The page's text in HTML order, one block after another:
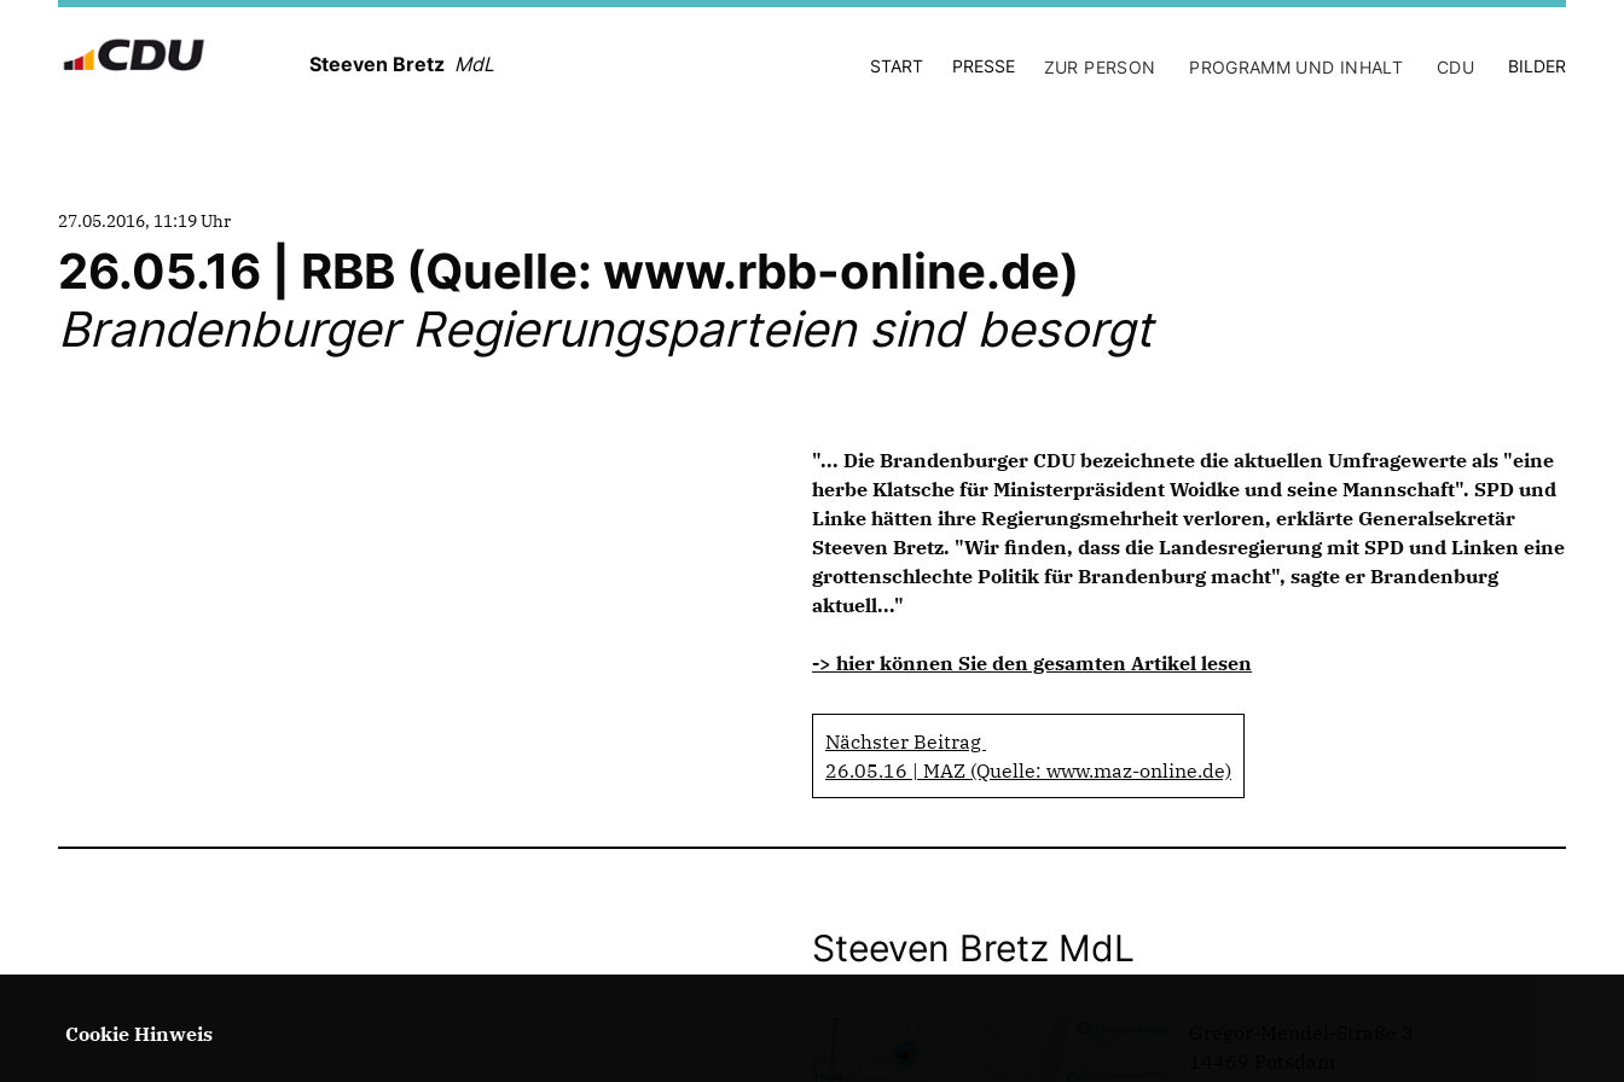
Steeven Bretz MdL START PRESSE ZUR PERSON PROGRAMM UND INHALT CDU BILDER
27.05.2016, 11:19 Uhr
26.05.16 | RBB (Quelle: www.rbb-online.de)
Brandenburger Regierungsparteien sind besorgt
"... Die Brandenburger CDU bezeichnete die aktuellen Umfragewerte als "eine
herbe Klatsche für Ministerpräsident Woidke und seine Mannschaft". SPD und
Linke hätten ihre Regierungsmehrheit verloren, erklärte Generalsekretär
Steeven Bretz. "Wir finden, dass die Landesregierung mit SPD und Linken eine
grottenschlechte Politik für Brandenburg macht", sagte er Brandenburg
aktuell..."
-> hier können Sie den gesamten Artikel lesen
Nächster Beitrag
26.05.16 | MAZ (Quelle: www.maz-online.de)
Steeven Bretz MdL
Cookie Hinweis